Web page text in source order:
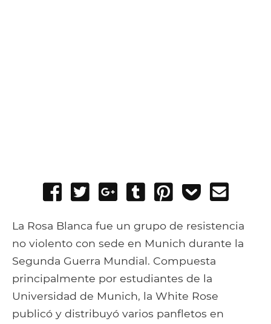
Share
Facebook
Tweet
Share
Google+
Post
Tumblr
Pin
Add
Pocket
La Rosa Blanca fue un grupo de resistencia
no violento con sede en Munich durante la
Segunda Guerra Mundial. Compuesta
principalmente por estudiantes de la
Universidad de Munich, la White Rose
publicó y distribuyó varios panfletos en